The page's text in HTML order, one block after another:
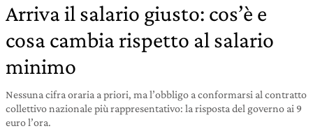
Arriva il salario giusto: cos’è e
cosa cambia rispetto al salario
minimo
Nessuna cifra oraria a priori, ma l’obbligo a conformarsi al contratto
collettivo nazionale più rappresentativo: la risposta del governo ai 9
euro l’ora.